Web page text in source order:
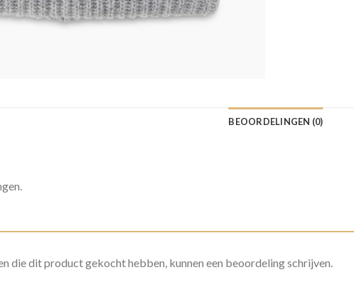
BEOORDELINGEN (0)
die dit product gekocht hebben, kunnen een beoordeling schrijven.